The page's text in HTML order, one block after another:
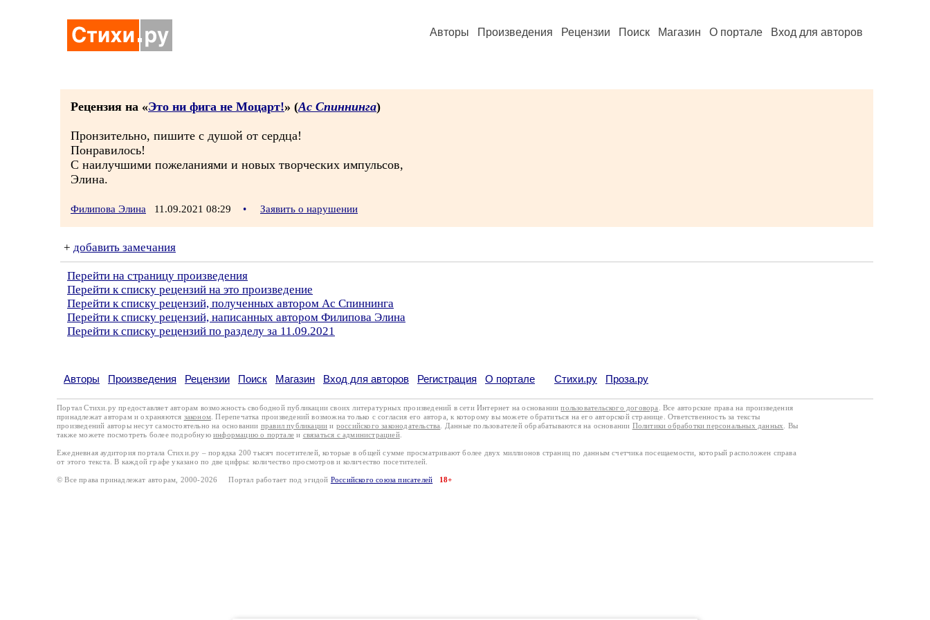
Авторы Произведения Рецензии Поиск Магазин О портале Вход для авторов
Рецензия на «Это ни фига не Моцарт!» (Ас Спиннинга)
Пронзительно, пишите с душой от сердца!
Понравилось!
С наилучшими пожеланиями и новых творческих импульсов,
Элина.
Филипова Элина 11.09.2021 08:29 • Заявить о нарушении
+ добавить замечания
Перейти на страницу произведения
Перейти к списку рецензий на это произведение
Перейти к списку рецензий, полученных автором Ас Спиннинга
Перейти к списку рецензий, написанных автором Филипова Элина
Перейти к списку рецензий по разделу за 11.09.2021
Авторы Произведения Рецензии Поиск Магазин Вход для авторов Регистрация О портале Стихи.ру Проза.ру
Портал Стихи.ру предоставляет авторам возможность свободной публикации своих литературных произведений в сети Интернет на основаниипользовательского договора
. Все авторские права на произведения
принадлежат авторам и охраняются законом . Перепечатка произведений возможна только с согласия его автора, к которому вы можете обратиться на его авторской странице. Ответственность за тексты
произведений авторы несут самостоятельно на основании правил публикации и российского законодательства . Данные пользователей обрабатываются на основании Политики обработки персональных данных
. Вы
также можете посмотреть более подробную информацию о портале и связаться с администрацией.
Ежедневная аудитория портала Стихи.ру – порядка 200 тысяч посетителей, которые в общей сумме просматривают более двух миллионов страниц по данным счетчика посещаемости, который расположен справа
от этого текста. В каждой графе указано по две цифры: количество просмотров и количество посетителей.
© Все права принадлежат авторам, 2000-2026 Портал работает под эгидой Российского союза писателей 18+